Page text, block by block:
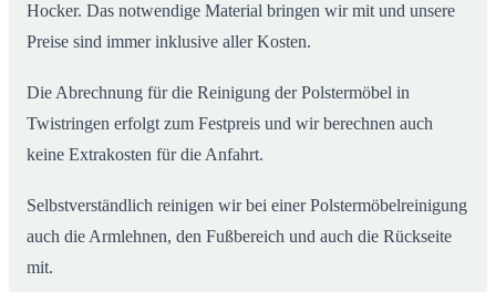
Hocker. Das notwendige Material bringen wir mit und unsere
Preise sind immer inklusive aller Kosten.
Die Abrechnung für die Reinigung der Polstermöbel in
Twistringen erfolgt zum Festpreis und wir berechnen auch
keine Extrakosten für die Anfahrt.
Selbstverständlich reinigen wir bei einer Polstermöbelreinigung
auch die Armlehnen, den Fußbereich und auch die Rückseite
mit.